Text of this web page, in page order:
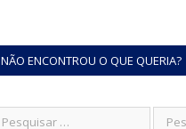
NÃO ENCONTROU O QUE QUERIA?